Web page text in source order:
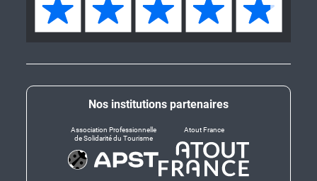
Nos institutions partenaires
Association Professionnelle
de Solidarité du Tourisme
Atout France